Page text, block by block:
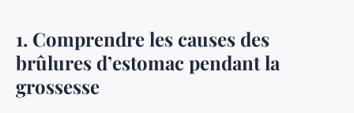
1. Comprendre les causes des
brûlures d’estomac pendant la
grossesse